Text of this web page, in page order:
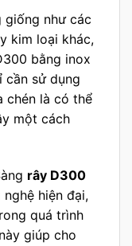
giống như các
kim loại khác,
bằng inox
cần sử dụng
chén là có thể
một cách
rây D300
hiện đại,
quá trình
giúp cho